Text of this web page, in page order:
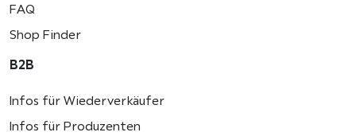
FAQ
Shop Finder
B2B
Infos für Wiederverkäufer
Infos für Produzenten